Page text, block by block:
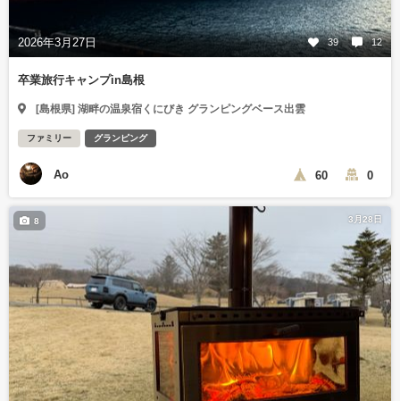
2026年3月27日 39 12
卒業旅行キャンプin島根
[島根県] 湖畔の温泉宿くにびき グランピングベース出雲
ファミリー グランピング
Ao 60 0
3月28日
8